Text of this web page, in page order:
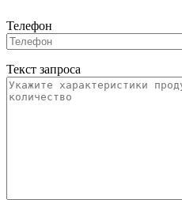
Телефон
Текст запроса